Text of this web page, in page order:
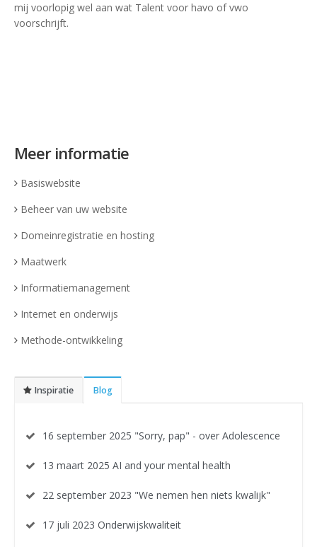
mij voorlopig wel aan wat Talent voor havo of vwo
voorschrijft.
Meer informatie
Basiswebsite
Beheer van uw website
Domeinregistratie en hosting
Maatwerk
Informatiemanagement
Internet en onderwijs
Methode-ontwikkeling
Inspiratie Blog
16 september 2025 "Sorry, pap" - over Adolescence
13 maart 2025 AI and your mental health
22 september 2023 "We nemen hen niets kwalijk"
17 juli 2023 Onderwijskwaliteit